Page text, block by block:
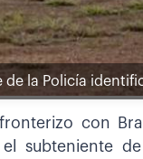
la Policía
con
subteniente